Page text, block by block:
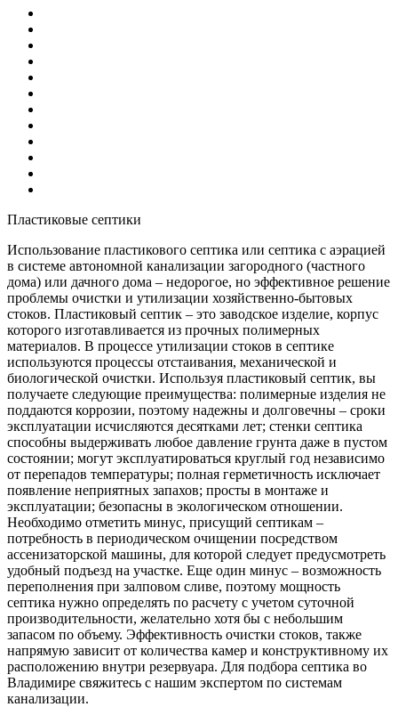
Пластиковые септики
Использование пластикового септика или септика с аэрацией
в системе автономной канализации загородного (частного
дома) или дачного дома – недорогое, но эффективное решение
проблемы очистки и утилизации хозяйственно-бытовых
стоков. Пластиковый септик – это заводское изделие, корпус
которого изготавливается из прочных полимерных
материалов. В процессе утилизации стоков в септике
используются процессы отстаивания, механической и
биологической очистки. Используя пластиковый септик, вы
получаете следующие преимущества: полимерные изделия не
поддаются коррозии, поэтому надежны и долговечны – сроки
эксплуатации исчисляются десятками лет; стенки септика
способны выдерживать любое давление грунта даже в пустом
состоянии; могут эксплуатироваться круглый год независимо
от перепадов температуры; полная герметичность исключает
появление неприятных запахов; просты в монтаже и
эксплуатации; безопасны в экологическом отношении.
Необходимо отметить минус, присущий септикам –
потребность в периодическом очищении посредством
ассенизаторской машины, для которой следует предусмотреть
удобный подъезд на участке. Еще один минус – возможность
переполнения при залповом сливе, поэтому мощность
септика нужно определять по расчету с учетом суточной
производительности, желательно хотя бы с небольшим
запасом по объему. Эффективность очистки стоков, также
напрямую зависит от количества камер и конструктивному их
расположению внутри резервуара. Для подбора септика во
Владимире свяжитесь с нашим экспертом по системам
канализации.